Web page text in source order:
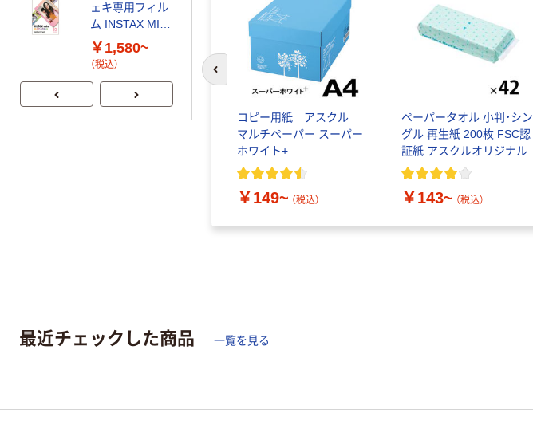
【アスクル限定】ファース
コピー用紙 アスクル
マルチペーパー スーパー
ホワイト+
￥149~ （税込）
ペーパータオル 小判・シン
グル 再生紙 200枚 FSC認
証紙 アスクルオリジナル
￥143~ （税込）
前のスライドへ
ェキ専用フィル
ム INSTAX MINI
WW2
￥1,580~
（税込）
オリジナル
アスクル 「現場
のチカラ」 養生
テープ
￥358~ （税込）
アスクル フラッ
トファイル エコ
ノミータイプ
A4タテ(コクヨ
最近チェックした商品 一覧を見る